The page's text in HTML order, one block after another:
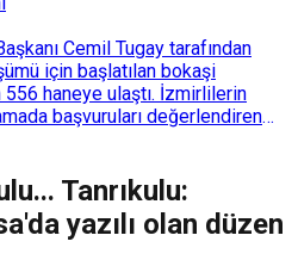
Cemil Tugay tarafından
için başlatılan bokaşi
haneye ulaştı. İzmirlilerin
başvuruları değerlendiren
farklı ilçelerde toplam
dahil etti.
Tanrıkulu:
yazılı olan düzen